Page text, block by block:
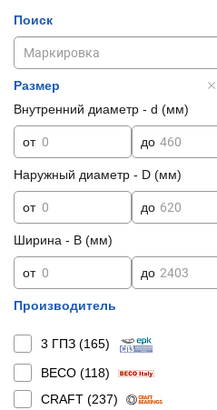
Поиск
Размер
Внутренний диаметр - d (мм)
от до
Наружный диаметр - D (мм)
от до
Ширина - B (мм)
от до
Производитель
3 ГПЗ (165)
BECO (118)
CRAFT (237)